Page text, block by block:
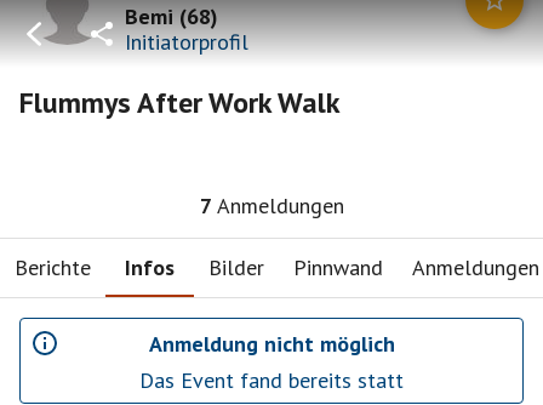
Bemi(68)
Initiatorprofil
Flummys After Work Walk
7 Anmeldungen
Berichte Infos Bilder Pinnwand Anmeldungen
Anmeldung nicht möglich
Das Event fand bereits statt